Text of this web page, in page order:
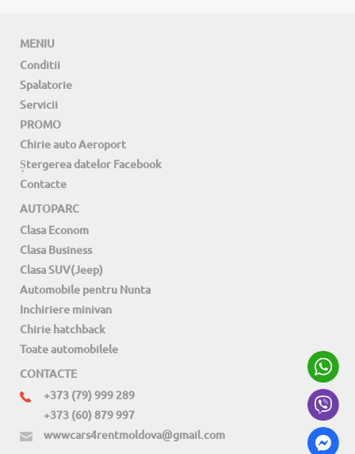
MENIU
Conditii
Spalatorie
Servicii
PROMO
Chirie auto Aeroport
Ștergerea datelor Facebook
Contacte
AUTOPARC
Clasa Econom
Clasa Business
Clasa SUV(Jeep)
Automobile pentru Nunta
Inchiriere minivan
Chirie hatchback
Toate automobilele
CONTACTE
+373 (79) 999 289
+373 (60) 879 997
wwwcars4rentmoldova@gmail.com